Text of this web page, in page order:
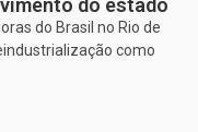
do estado
do Brasil no Rio de
como